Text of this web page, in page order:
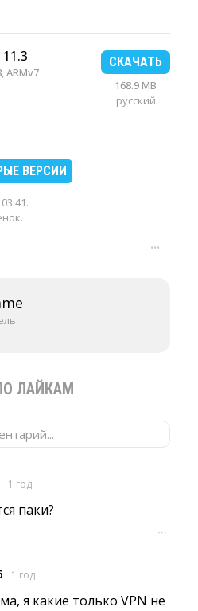
ARMv7
СКАЧАТЬ
168.9 MB
русский
ВЕРСИИ
.
···
ЛАЙКАМ
1 год
паки?
···
1 год
я какие только VPN не